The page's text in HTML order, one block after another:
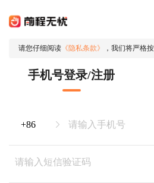
请您仔细阅读 《隐私条款》 ，我们将严格
手机号登录/注册